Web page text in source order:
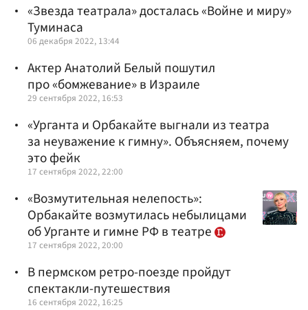
«Звезда театрала» досталась «Войне и миру»
Туминаса
06 декабря 2022, 13:44
Актер Анатолий Белый пошутил
про «бомжевание» в Израиле
29 сентября 2022, 16:53
«Урганта и Орбакайте выгнали из театра
за неуважение к гимну». Объясняем, почему
это фейк
17 сентября 2022, 22:00
«Возмутительная нелепость»:
Орбакайте возмутилась небылицами
об Урганте и гимне РФ в театре
17 сентября 2022, 20:00
В пермском ретро-поезде пройдут
спектакли-путешествия
16 сентября 2022, 16:25